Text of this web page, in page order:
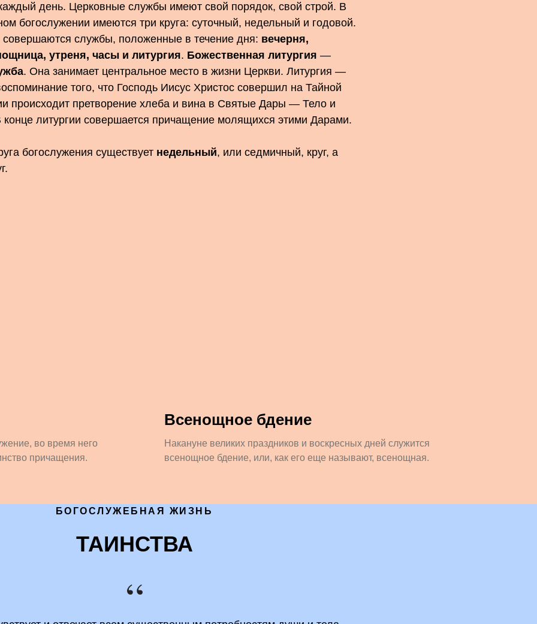
день. Церковные службы имеют свой порядок, свой строй. В
богослужении имеются три круга: суточный, недельный и годовой.
совершаются службы, положенные в течение дня: вечерня,
утреня, часы и литургия. Божественная литургия —
. Она занимает центральное место в жизни Церкви. Литургия —
того, что Господь Иисус Христос совершил на Тайной
происходит претворение хлеба и вина в Святые Дары — Тело и
литургии совершается причащение молящихся этими Дарами.
богослужения существует недельный, или седмичный, круг, а
во время него
причащения.
Всенощное бдение
Накануне великих праздников и воскресных дней служится
всенощное бдение, или, как его еще называют, всенощная.
БОГОСЛУЖЕБНАЯ ЖИЗНЬ
ТАИНСТВА
“